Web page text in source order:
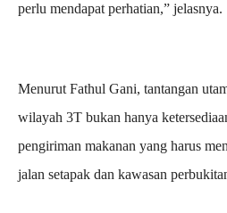
perlu mendapat perhatian,” jelasnya.
Menurut Fathul Gani, tantangan
wilayah 3T bukan hanya
pengiriman makanan yang harus
jalan setapak dan kawasan